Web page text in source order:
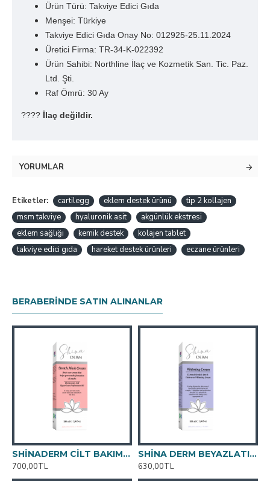
Ürün Türü: Takviye Edici Gıda
Menşei: Türkiye
Takviye Edici Gıda Onay No: 012925-25.11.2024
Üretici Firma: TR-34-K-022392
Ürün Sahibi: Northline İlaç ve Kozmetik San. Tic. Paz.
Ltd. Şti.
Raf Ömrü: 30 Ay
???? İlaç değildir.
YORUMLAR
Etiketler: cartilegg eklem destek ürünü
tip 2 kollajen
msm takviye
hyaluronik asit
akgünlük ekstresi
eklem sağlığı
kemik destek
kolajen tablet
takviye edici gıda
hareket destek ürünleri eczane ürünleri
BERABERINDE SATIN ALINANLAR
SHİNADERM CİLT BAKIM VE ÇATLAK KREMİ 100ml
700,00TL
SHİNA DERM BEYAZLATICI KREM 100ML
630,00TL